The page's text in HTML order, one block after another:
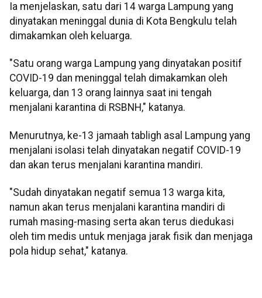
Ia menjelaskan, satu dari 14 warga Lampung yang
dinyatakan meninggal dunia di Kota Bengkulu telah
dimakamkan oleh keluarga.
"Satu orang warga Lampung yang dinyatakan positif
COVID-19 dan meninggal telah dimakamkan oleh
keluarga, dan 13 orang lainnya saat ini tengah
menjalani karantina di RSBNH," katanya.
Menurutnya, ke-13 jamaah tabligh asal Lampung yang
menjalani isolasi telah dinyatakan negatif COVID-19
dan akan terus menjalani karantina mandiri.
"Sudah dinyatakan negatif semua 13 warga kita,
namun akan terus menjalani karantina mandiri di
rumah masing-masing serta akan terus diedukasi
oleh tim medis untuk menjaga jarak fisik dan menjaga
pola hidup sehat," katanya.